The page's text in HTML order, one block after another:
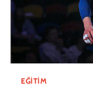
EĞITIM